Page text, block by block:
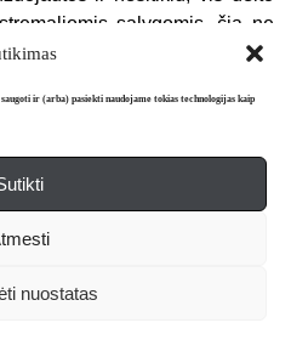
ir (arba) pasiekti naudojame tokias technologijas kaip
nuostatas
sąlygomis, čia ne
ir pypsėjom, ir sireną įjungę
krante likusios mano
žarnyno apatiniuose
nienuo tos gėdos